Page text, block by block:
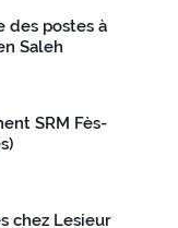
des postes à
Saleh
SRM Fès-
chez Lesieur